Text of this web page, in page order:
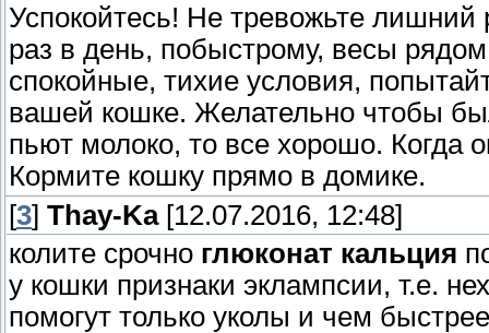
Успокойтесь! Не тревожьте
раз в день, побыстрому, весы
спокойные, тихие условия,
вашей кошке. Желательно чтобы
пьют молоко, то все хорошо. Когда
Кормите кошку прямо в домике.
[3] Thay-Ka[12.07.2016, 12:48]
колите срочно глюконат кальция
у кошки признаки эклампсии, т.е.
помогут только уколы и чем